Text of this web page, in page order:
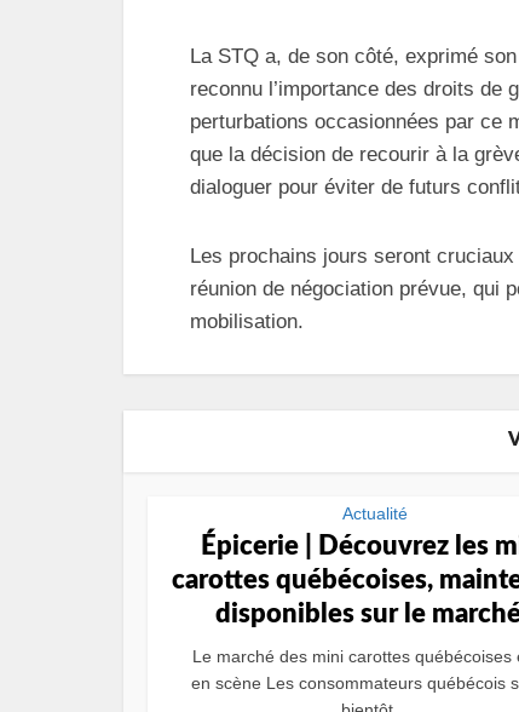
La STQ a, de son côté, exprimé
reconnu l’importance des droits de
perturbations occasionnées par ce
que la décision de recourir à la
dialoguer pour éviter de futurs
Les prochains jours seront
réunion de négociation prévue, qui
mobilisation.
Actualité
Épicerie | Découvrez les
carottes québécoises,
disponibles sur le
Le marché des mini carottes québécoises
en scène Les consommateurs québécois